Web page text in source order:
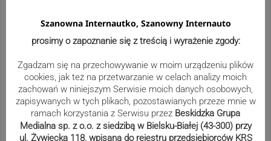
Szanowna Internautko, Szanowny Internauto
prosimy o zapoznanie się z treścią i wyrażenie zgody:
Zgadzam się na przechowywanie w moim urządzeniu plików
cookies, jak też na przetwarzanie w celach analizy moich
zachowań w niniejszym Serwisie moich danych osobowych,
zapisywanych w tych plikach, pozostawianych przeze mnie w
ramach korzystania z Serwisu przez Beskidzka Grupa
Medialna sp. z o.o. z siedzibą w Bielsku-Białej (43-300) przy
ul. Żywiecka 118, wpisana do rejestru przedsiębiorców KRS